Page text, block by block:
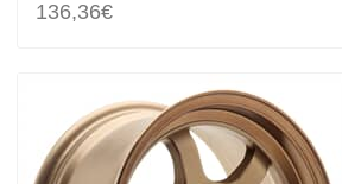
136,36€